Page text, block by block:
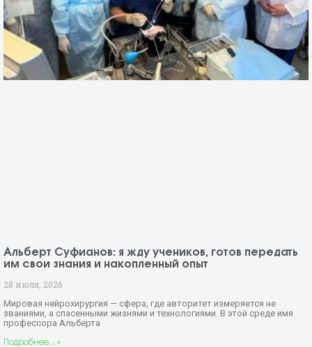
Альберт Суфианов: я жду учеников, готов передать
им свои знания и накопленный опыт
28 июля, 2026
Мировая нейрохирургия — сфера, где авторитет измеряется не
званиями, а спасенными жизнями и технологиями. В этой среде имя
профессора Альберта
Подробнее... »